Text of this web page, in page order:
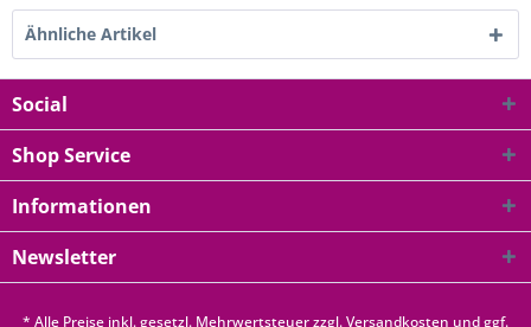
Ähnliche Artikel
Social
Shop Service
Informationen
Newsletter
* Alle Preise inkl. gesetzl. Mehrwertsteuer zzgl.Versandkosten und ggf.